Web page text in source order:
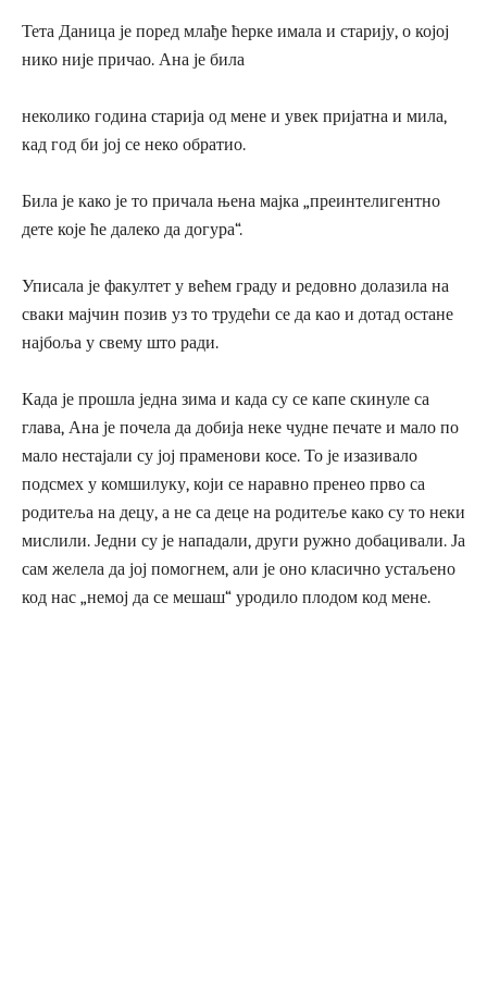
Тета Даница је поред млађе ћерке имала и старију, о којој
нико није причао. Ана је била
неколико година старија од мене и увек пријатна и мила,
кад год би јој се неко обратио.
Била је како је то причала њена мајка „преинтелигентно
дете које ће далеко да догура“.
Уписала је факултет у већем граду и редовно долазила на
сваки мајчин позив уз то трудећи се да као и дотад остане
најбоља у свему што ради.
Када је прошла једна зима и када су се капе скинуле са
глава, Ана је почела да добија неке чудне печате и мало по
мало нестајали су јој праменови косе. То је изазивало
подсмех у комшилуку, који се наравно пренео прво са
родитеља на децу, а не са деце на родитеље како су то неки
мислили. Једни су је нападали, други ружно добацивали. Ја
сам желела да јој помогнем, али је оно класично устаљено
код нас „немој да се мешаш“ уродило плодом код мене.